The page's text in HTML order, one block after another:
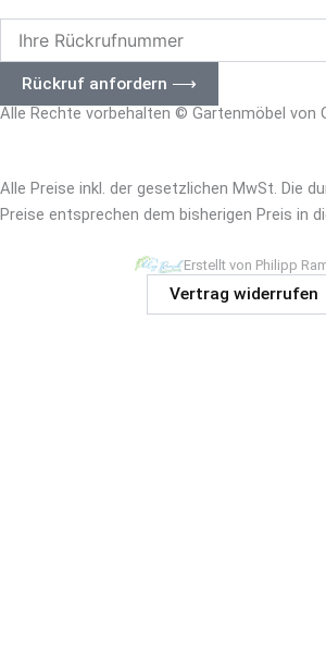
Rückrufnummer
Rückruf anfordern ⟶
Alle Rechte vorbehalten © Gartenmöbel von
Alle Preise inkl. der gesetzlichen MwSt. Die
Preise entsprechen dem bisherigen Preis in
Erstellt von Philipp
Vertrag widerrufen